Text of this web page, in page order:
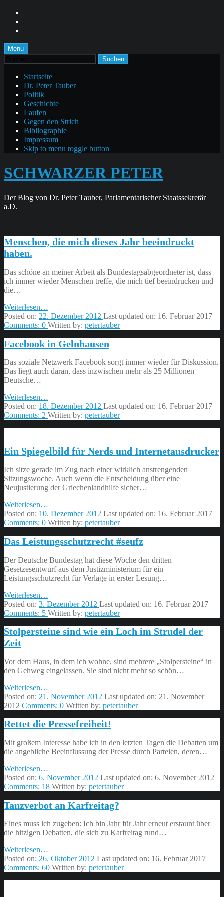
content
footer
Menu
Suchen
nach:
Startseite
Dr. Peter Tauber
Politik
Geschichte
Laufen
Gegen den Strich
Bibliographie
Impressum
Skip to menu toggle button
SCHWARZER PETER
Der Blog von Dr. Peter Tauber, Parlamentarischer Staatssekretär
a.D.
Menschen, die mich dieses Jahr beeindruckt
haben.
Das schöne an meiner Arbeit als Bundestagsabgeordneter ist, dass
ich immer wieder Menschen treffe, die mich tief beeindrucken und
die…
Weiterlesen
die
mich
Jahr
beeindruckt
haben.”
…
Posted on: 22. Dezember 2012 Last updated on: 16. Februar 2017
Comments: 0 Written by: petertauber
Facebook in Gelnhausen
Das soziale Netzwerk Facebook sorgt immer wieder für Diskussion.
Das liegt auch daran, dass inzwischen mehr als 25 Millionen
Deutsche…
Weiterlesen
in
Gelnhausen”
…
Posted on: 18. Dezember 2012 Last updated on: 16. Februar 2017
Comments: 2 Written by: petertauber
Ein Spiegelbild für Nerds und Internetausdrucker
Ich sitze gerade im Zug nach einer wirklich anstrengenden
Sitzungswoche. Auch wenn die Entscheidung über eine
Neujustierung der Griechenlandhilfe sicher…
Weiterlesen“Ein
Spiegelbild
für
und
Internetausdrucker”
…
Posted on: 10. Dezember 2012 Last updated on: 16. Februar 2017
Comments: 0 Written by: petertauber
Das Leistungsschutzrecht #seufz
Der Deutsche Bundestag hat diese Woche den dritten
Gesetzesentwurf aus dem Justizministerium für ein
Leistungsschutzrecht für Verlage in erster Lesung…
Weiterlesen
Leistungsschutzrecht
#seufz”
…
Posted on: 3. Dezember 2012 Last updated on: 16. Februar 2017
Comments: 5 Written by: petertauber
Stolpersteine sind wie ein Loch im Strudel der
Zeit
Vor dem Haus, in dem ich wohne, sind mehrere „Stolpersteine“ in
den Gehweg eingelassen. Sie sind nicht mehr so schön…
Weiterlesen
sind
wie
Loch
Strudel
der
…
Posted on: 21. November 2012 Last updated on: 21. November
2012 Comments: 0 Written by: petertauber
Rettet die Pressefreiheit!
Mit großem Interesse habe ich in den letzten Tagen die Debatten um
die angebliche Beeinflussung der Presse durch Parteien, deren…
Weiterlesen
die
Pressefreiheit!”
…
Posted on: 6. November 2012 Last updated on: 6. November 2012
Comments: 18 Written by: petertauber
Tanzverbot an Karfreitag?
Eines muss ich zugeben: Ich bin Jahr für Jahr erneut erstaunt über
die hitzigen Debatten, die sich zu Karfreitag rund…
Weiterlesen
an
Karfreitag?”
…
Posted on: 26. Oktober 2012 Last updated on: 16. Februar 2017
Comments: 60 Written by: petertauber